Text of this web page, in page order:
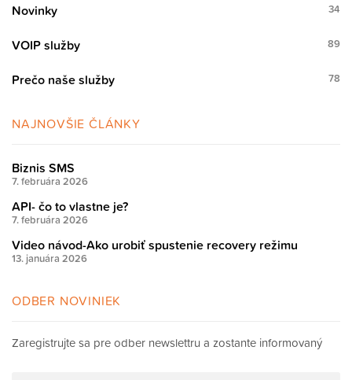
Novinky 34
VOIP služby 89
Prečo naše služby 78
NAJNOVŠIE ČLÁNKY
Biznis SMS
7. februára 2026
API- čo to vlastne je?
7. februára 2026
Video návod-Ako urobiť spustenie recovery režimu
13. januára 2026
ODBER NOVINIEK
Zaregistrujte sa pre odber newslettru a zostante informovaný